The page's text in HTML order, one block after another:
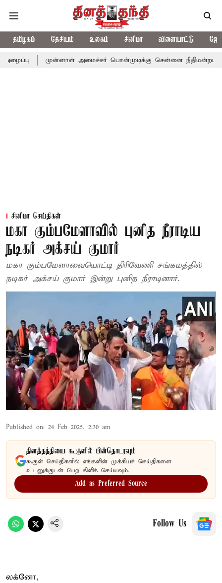
தமிழகம் தேசியம் உலகம் சினிமா விளையாட்டு
முன்னாள் அமைச்சர் பொன்முடிக்கு சென்னை நீதிமன்றம் பிடிவாராண்ட்
சினிமா செய்திகள்
மகா கும்பமேளாவில் புனித நீராடிய
நடிகர் அக்சய் குமார்
மகா கும்பமேளாவையொட்டி திரிவேணி சங்கமத்தில்
நடிகர் அக்சய் குமார் இன்று புனித நீராடினார்.
Published on: 24 Feb 2025, 2:30 am
தினத்தந்தியை கூகுளில் பின்தொடரவும்
கூகுள் செய்திகளில் எங்களின் முக்கியச் செய்திகளை
உடனுக்குடன் பெற கிளிக் செய்யவும்.
Add as Preferred Source
Follow Us
லக்னோ,